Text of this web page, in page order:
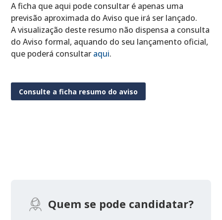
A ficha que aqui pode consultar é apenas uma
previsão aproximada do Aviso que irá ser lançado.
A visualização deste resumo não dispensa a consulta
do Aviso formal, aquando do seu lançamento oficial,
que poderá consultar aqui.
Consulte a ficha resumo do aviso
Quem se pode candidatar?